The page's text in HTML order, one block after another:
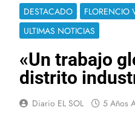
DESTACADO FLORENCIO
ULTIMAS NOTICIAS
«Un trabajo
distrito
Diario EL SOL 5 Años